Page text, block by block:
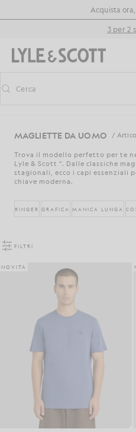
Vai al contenuto principale
Informazioni sull'accessibilità
Acquista
3 per 2
Attiva/disattiva la ricerca
Cerca
MAGLIETTE DA UOMO /
Trova il modello perfetto per te
Lyle & Scott ”. Dalle classiche
stagionali, ecco i capi
chiave moderna.
RINGER GRAFICA MANICA LUNGA
FILTRI
NOVITÀ